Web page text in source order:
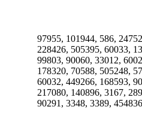
97955, 101944, 586,
228426, 505395, 60033,
99803, 90060, 33012,
178320, 70588, 505248,
60032, 449266, 168593,
217080, 140896, 3167,
90291, 3348, 3389,